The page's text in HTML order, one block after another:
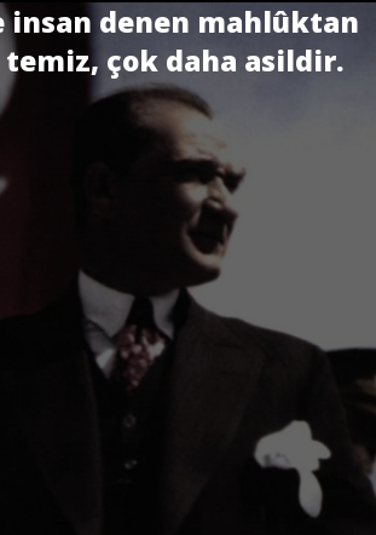
insan denen mahlûktan
çok daha asildir.